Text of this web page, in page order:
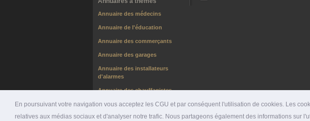
En poursuivant votre navigation vous acceptez les CGU et par conséquent l'utilisation de cookies. Les
relatives aux médias sociaux et d'analyser notre trafic. Nous partageons également des informations sur
Annuaire des médecins
Annuaire de l'éducation
Annuaire des commerçants
Annuaire des garages
Annuaire des installateurs
d'alarmes
Annuaire des chauffagistes